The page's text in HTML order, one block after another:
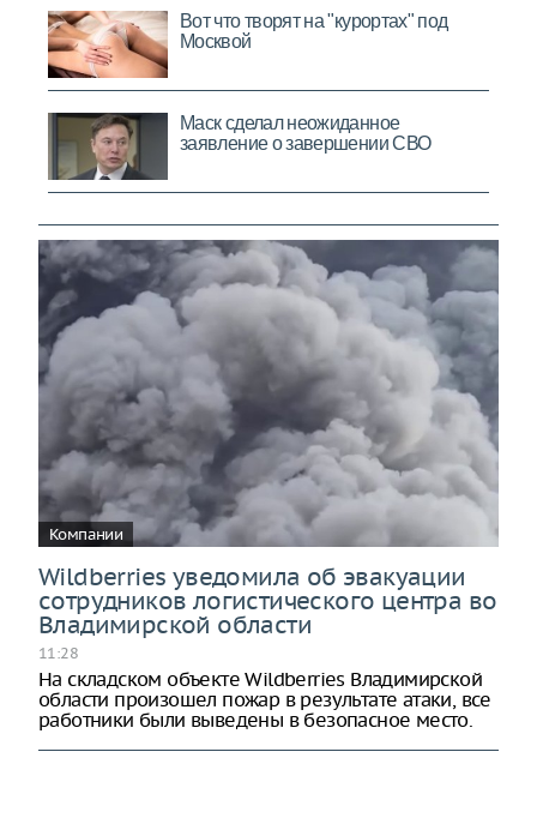
Компании
Wildberries уведомила об эвакуации
сотрудников логистического центра во
Владимирской области
11:28
На складском объекте Wildberries Владимирской
области произошел пожар в результате атаки, все
работники были выведены в безопасное место.